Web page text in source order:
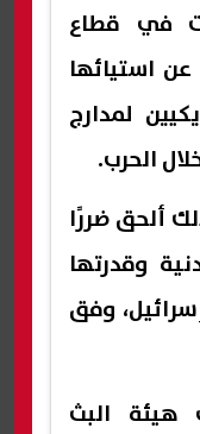
في قطاع
عن استيائها
لمدارج
الحرب.
ألحق ضررًا
وقدرتها
وفق
هيئة البث